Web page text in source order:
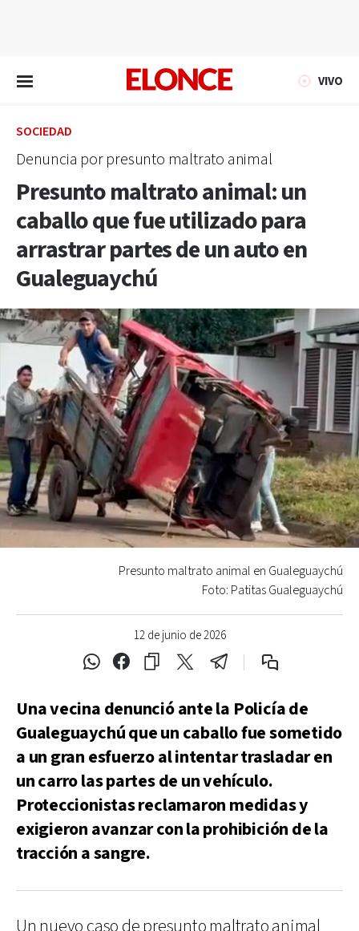
VIVO
SOCIEDAD
Denuncia por presunto maltrato animal
Presunto maltrato animal: un
caballo que fue utilizado para
arrastrar partes de un auto en
Gualeguaychú
12 de junio de 2026
Presunto maltrato animal en Gualeguaychú
Foto: Patitas Gualeguaychú
Una vecina denunció ante la Policía de
Gualeguaychú que un caballo fue sometido
a un gran esfuerzo al intentar trasladar en
un carro las partes de un vehículo.
Proteccionistas reclamaron medidas y
exigieron avanzar con la prohibición de la
tracción a sangre.
Un nuevo caso de presunto maltrato animal